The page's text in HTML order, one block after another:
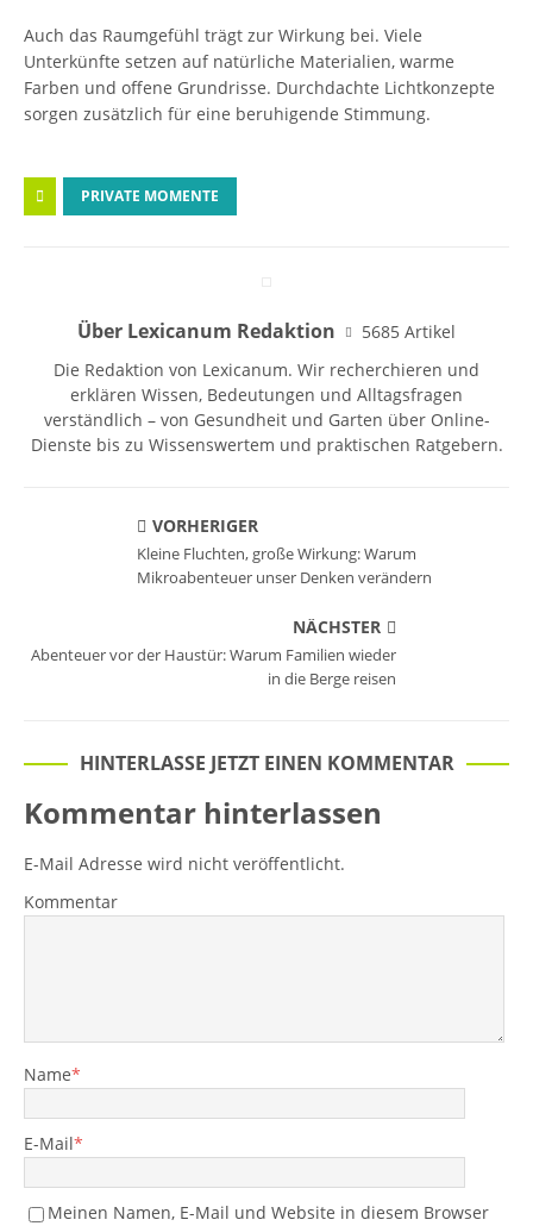
Auch das Raumgefühl trägt zur Wirkung bei. Viele
Unterkünfte setzen auf natürliche Materialien, warme
Farben und offene Grundrisse. Durchdachte Lichtkonzepte
sorgen zusätzlich für eine beruhigende Stimmung.
PRIVATE MOMENTE
Über Lexicanum Redaktion
5685 Artikel
Die Redaktion von Lexicanum. Wir recherchieren und
erklären Wissen, Bedeutungen und Alltagsfragen
verständlich – von Gesundheit und Garten über Online-
Dienste bis zu Wissenswertem und praktischen Ratgebern.
VORHERIGER
Kleine Fluchten, große Wirkung: Warum
Mikroabenteuer unser Denken verändern
NÄCHSTER
Abenteuer vor der Haustür: Warum Familien wieder
in die Berge reisen
HINTERLASSE JETZT EINEN KOMMENTAR
Kommentar hinterlassen
E-Mail Adresse wird nicht veröffentlicht.
Kommentar
Name*
E-Mail*
Meinen Namen, E-Mail und Website in diesem Browser